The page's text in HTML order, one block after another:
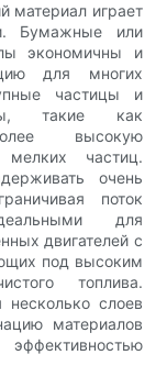
материал играет
Бумажные или
экономичны и
для многих
частицы и
такие как
высокую
частиц.
очень
поток
для
двигателей с
под высоким
топлива.
слоев
материалов